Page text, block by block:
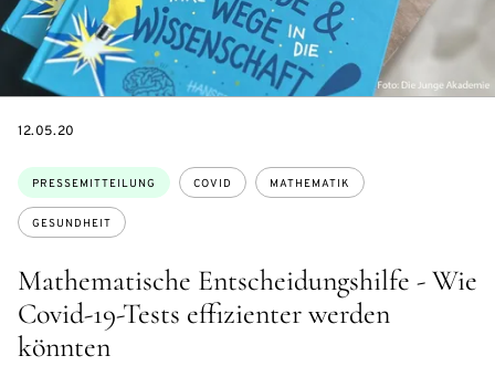
Mathematische Entscheidungshilfe - Wie
Covid-19-Tests effizienter werden
könnten
Themen:
PRESSEMITTEILUNG COVID MATHEMATIK
GESUNDHEIT
DATE
12.05.20